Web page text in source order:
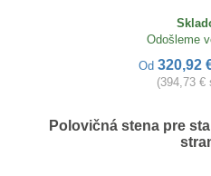
Odošleme
Od 320,92
(394,73 €
Polovičná stena pre